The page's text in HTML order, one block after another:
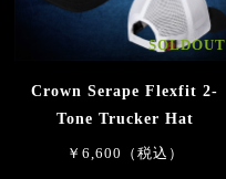
SOLDOUT
Crown Serape Flexfit 2-
Tone Trucker Hat
￥6,600（税込）